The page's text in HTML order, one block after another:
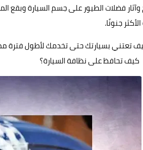
وآثار فضلات الطيور على جسم السيارة وبقع
جنونًا.
تعتني بسيارتك حتى تخدمك لأطول فترة
كيف تحافظ على نظافة السيارة؟